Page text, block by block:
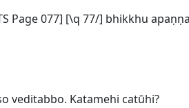
Page 077] [\q 77/] bhikkhu
veditabbo. Katamehi catūhi?